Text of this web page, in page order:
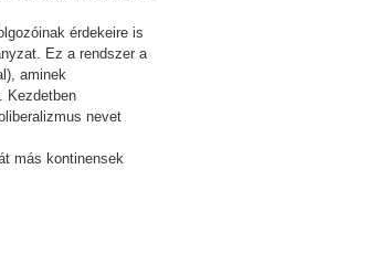
érdekeire is
Ez a rendszer a
aminek
Kezdetben
nevet
más kontinensek